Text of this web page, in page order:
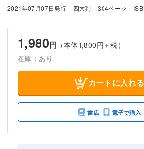
2021年07月07日発行
四六判 304ページ
1,980円 （本体1,800円＋税）
在庫：あり
カートに入れる
書店 電子で購入